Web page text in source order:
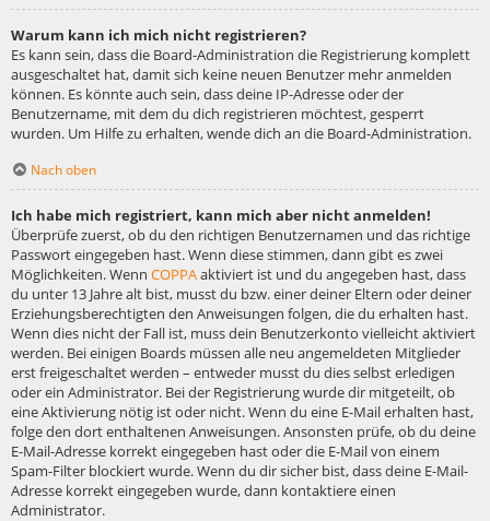
Warum kann ich mich nicht registrieren?
Es kann sein, dass die Board-Administration die Registrierung komplett
ausgeschaltet hat, damit sich keine neuen Benutzer mehr anmelden
können. Es könnte auch sein, dass deine IP-Adresse oder der
Benutzername, mit dem du dich registrieren möchtest, gesperrt
wurden. Um Hilfe zu erhalten, wende dich an die Board-Administration.
Nach oben
Ich habe mich registriert, kann mich aber nicht anmelden!
Überprüfe zuerst, ob du den richtigen Benutzernamen und das richtige
Passwort eingegeben hast. Wenn diese stimmen, dann gibt es zwei
Möglichkeiten. Wenn COPPAaktiviert ist und du angegeben hast, dass
du unter 13 Jahre alt bist, musst du bzw. einer deiner Eltern oder deiner
Erziehungsberechtigten den Anweisungen folgen, die du erhalten hast.
Wenn dies nicht der Fall ist, muss dein Benutzerkonto vielleicht aktiviert
werden. Bei einigen Boards müssen alle neu angemeldeten Mitglieder
erst freigeschaltet werden – entweder musst du dies selbst erledigen
oder ein Administrator. Bei der Registrierung wurde dir mitgeteilt, ob
eine Aktivierung nötig ist oder nicht. Wenn du eine E-Mail erhalten hast,
folge den dort enthaltenen Anweisungen. Ansonsten prüfe, ob du deine
E-Mail-Adresse korrekt eingegeben hast oder die E-Mail von einem
Spam-Filter blockiert wurde. Wenn du dir sicher bist, dass deine E-Mail-
Adresse korrekt eingegeben wurde, dann kontaktiere einen
Administrator.